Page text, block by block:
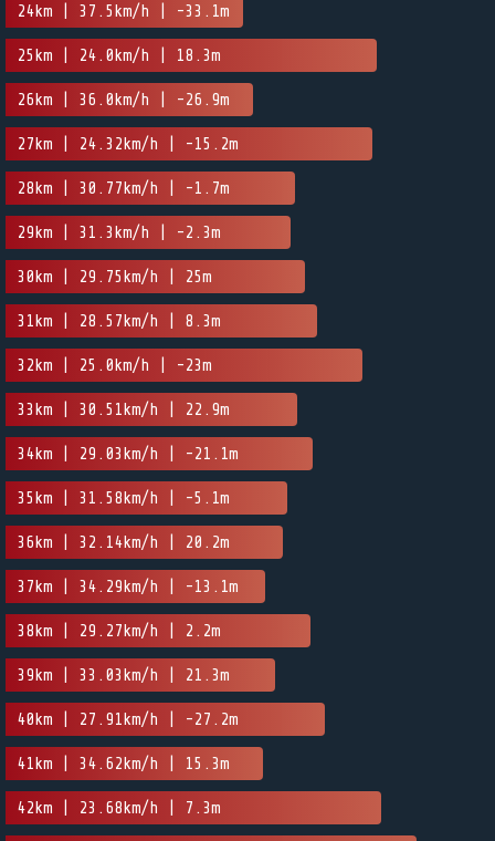
24km | 37.5km/h | -33.1m
25km | 24.0km/h | 18.3m
26km | 36.0km/h | -26.9m
27km | 24.32km/h | -15.2m
28km | 30.77km/h | -1.7m
29km | 31.3km/h | -2.3m
30km | 29.75km/h | 25m
31km | 28.57km/h | 8.3m
32km | 25.0km/h | -23m
33km | 30.51km/h | 22.9m
34km | 29.03km/h | -21.1m
35km | 31.58km/h | -5.1m
36km | 32.14km/h | 20.2m
37km | 34.29km/h | -13.1m
38km | 29.27km/h | 2.2m
39km | 33.03km/h | 21.3m
40km | 27.91km/h | -27.2m
41km | 34.62km/h | 15.3m
42km | 23.68km/h | 7.3m